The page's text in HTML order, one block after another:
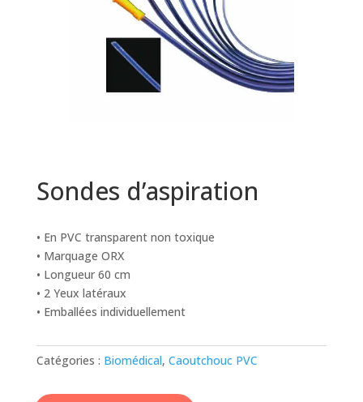
Sondes d’aspiration
• En PVC transparent non toxique
• Marquage ORX
• Longueur 60 cm
• 2 Yeux latéraux
• Emballées individuellement
Catégories : Biomédical, Caoutchouc PVC